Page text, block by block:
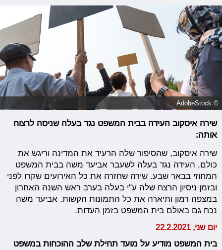
© AdobeStock
שירה איסקוב העידה בבית המשפט נגד בעלה שניסה לרצוח
אותה:
שירה איסקוב, שהסיפור שלה הרעיד את המדינה וריגש את
כולם, העידה נגד בעלה לשעבר אביעד משה בבית המשפט
המחוזי בבאר שבע. שירה שחזרה את כל האירועים שקרו לפני
ובזמן ניסיון הרצח שלה ע"י בעלה בערב ראש השנה האחרון
במצפה רמון ותיארה את כל התמונות הקשות. אביעד משה
נכח גם באולם בית המשפט בזמן העדות.
יום שני, 22.2.2021
בית המשפט מודיע על מועד תחילת שלב ההוכחות במשפט